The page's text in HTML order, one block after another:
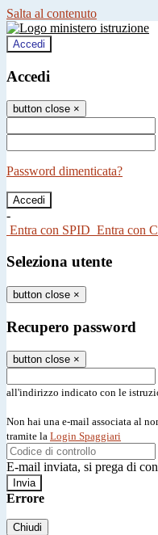
Salta al contenuto
Accedi
Accedi
button close ×
Password dimenticata?
-
Entra con SPID Entra con
Seleziona utente
button close ×
Recupero password
button close ×
all'indirizzo indicato con le
Non hai una e-mail associata al
tramite la Login Spaggiari
E-mail inviata, si prega di
Errore
Chiudi